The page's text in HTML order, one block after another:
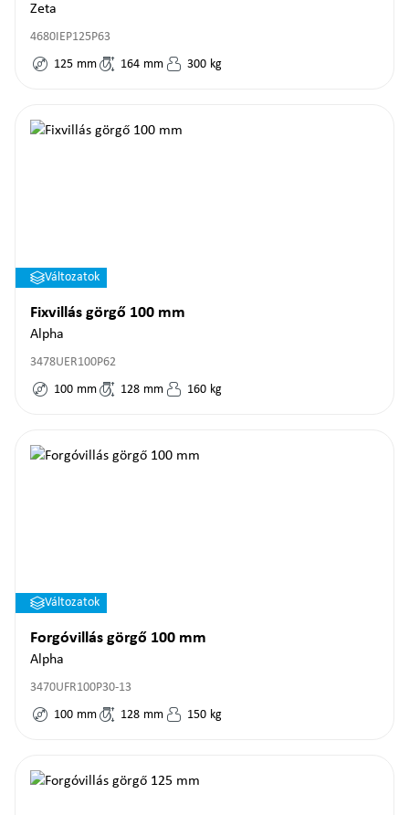
Zeta
4680IEP125P63
125 mm 164 mm 300 kg
Változatok
Fixvillás görgő 100 mm
Alpha
3478UER100P62
100 mm 128 mm 160 kg
Változatok
Forgóvillás görgő 100 mm
Alpha
3470UFR100P30-13
100 mm 128 mm 150 kg